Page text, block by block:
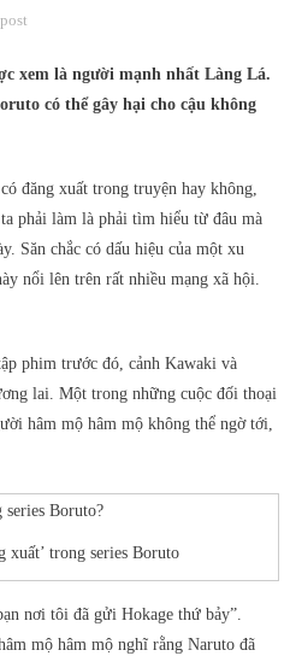
xem là người mạnh nhất Làng Lá.
có thể gây hại cho cậu không
đăng xuất trong truyện hay không,
phải làm là phải tìm hiểu từ đâu mà
Săn chắc có dấu hiệu của một xu
nổi lên trên rất nhiều mạng xã hội.
phim trước đó, cảnh Kawaki và
lai. Một trong những cuộc đối thoại
hâm mộ hâm mộ không thể ngờ tới,
xuất’ trong series Boruto
nơi tôi đã gửi Hokage thứ bảy”.
mộ hâm mộ nghĩ rằng Naruto đã